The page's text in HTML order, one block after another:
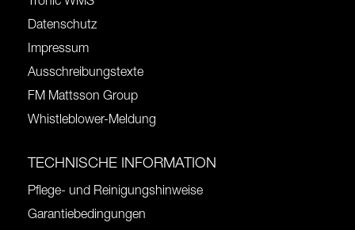
Datenschutz
Impressum
Ausschreibungstexte
FM Mattsson Group
Whistleblower-Meldung
TECHNISCHE INFORMATION
Pflege- und Reinigungshinweise
Garantiebedingungen